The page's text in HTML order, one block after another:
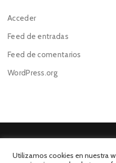
Acceder
Feed de entradas
Feed de comentarios
WordPress.org
Utilizamos cookies en nuestra